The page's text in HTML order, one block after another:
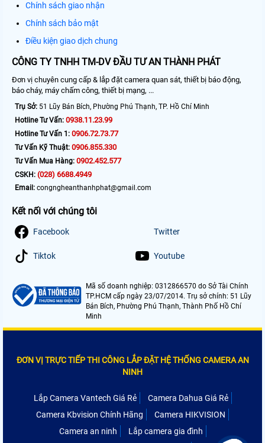
Chính sách giao nhận
Chính sách bảo mật
Điều kiện giao dịch chung
CÔNG TY TNHH TM-DV ĐẦU TƯ AN THÀNH PHÁT
Đơn vị chuyên cung cấp & lắp đặt camera quan sát, thiết bị báo động,
báo cháy, máy chấm công, thiết bị mạng, ...
Trụ Sở: 51 Lũy Bán Bích, Phường Phú Thạnh, TP. Hồ Chí Minh
Hotline Tư Vấn: 0938.11.23.99
Hotline Tư Vấn 1: 0906.72.73.77
Tư Vấn Kỹ Thuật: 0906.855.330
Tư Vấn Mua Hàng: 0902.452.577
CSKH: (028) 6688.4949
Email: congngheanthanhphat@gmail.com
Kết nối với chúng tôi
Facebook Twitter
Tiktok Youtube
Mã số doanh nghiệp: 0312866570 do Sở Tài Chính
TP.HCM cấp ngày 23/07/2014. Trụ sở chính: 51 Lũy
Bán Bích, Phường Phú Thạnh, Thành Phố Hồ Chí
Minh
ĐƠN VỊ TRỰC TIẾP THI CÔNG LẮP ĐẶT HỆ THỐNG CAMERA AN
NINH
Lắp Camera Vantech Giá Rẻ
Camera Dahua Giá Rẻ
Camera Kbvision Chính Hãng
Camera HIKVISION
Camera an ninh
Lắp camera gia đình